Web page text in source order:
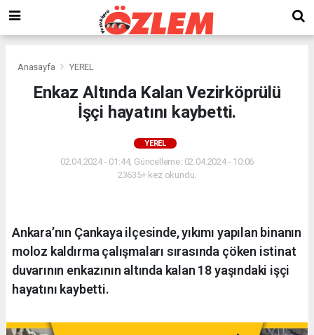
Anasayfa YEREL
Enkaz Altında Kalan Vezirköprülü
İşçi hayatını kaybetti.
YEREL
02.04.2024 - 01:44, Güncelleme: 02.04.2024 - 10:06
23635+ kez okundu.
Ankara’nın Çankaya ilçesinde, yıkımı yapılan binanın
moloz kaldırma çalışmaları sırasında çöken istinat
duvarının enkazının altında kalan 18 yaşındaki işçi
hayatını kaybetti.